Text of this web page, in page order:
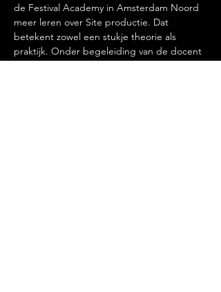
de Festival Academy in Amsterdam Noord
meer leren over Site productie. Dat
betekent zowel een stukje theorie als
praktijk. Onder begeleiding van de docent